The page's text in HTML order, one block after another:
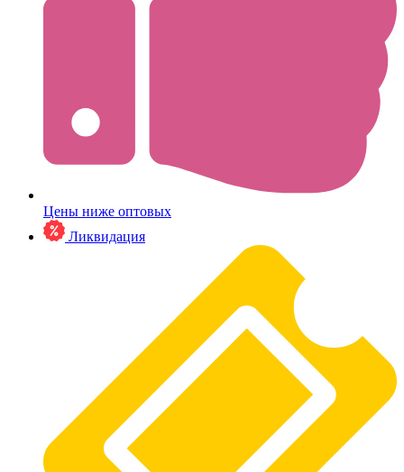
Цены ниже оптовых
Ликвидация